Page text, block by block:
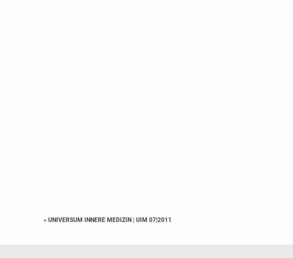
« UNIVERSUM INNERE MEDIZIN | UIM 07|2011